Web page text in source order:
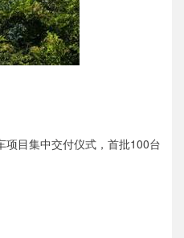
项目集中交付仪式，首批100台